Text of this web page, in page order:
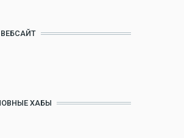
ВЕБСАЙТ
ХАБЫ